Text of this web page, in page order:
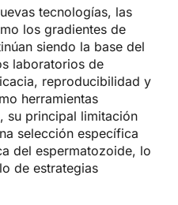
tecnologías, las
los gradientes de
siendo la base del
laboratorios de
reproducibilidad y
herramientas
su principal limitación
selección específica
del espermatozoide, lo
de estrategias